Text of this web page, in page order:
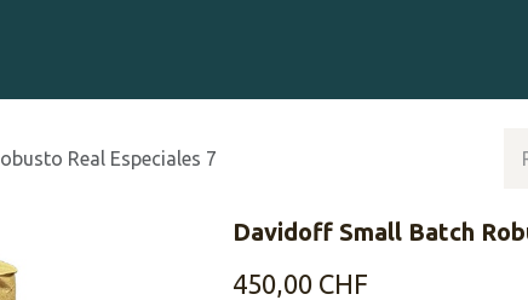
Real Especiales 7
Davidoff Small Batch
450,00 CHF